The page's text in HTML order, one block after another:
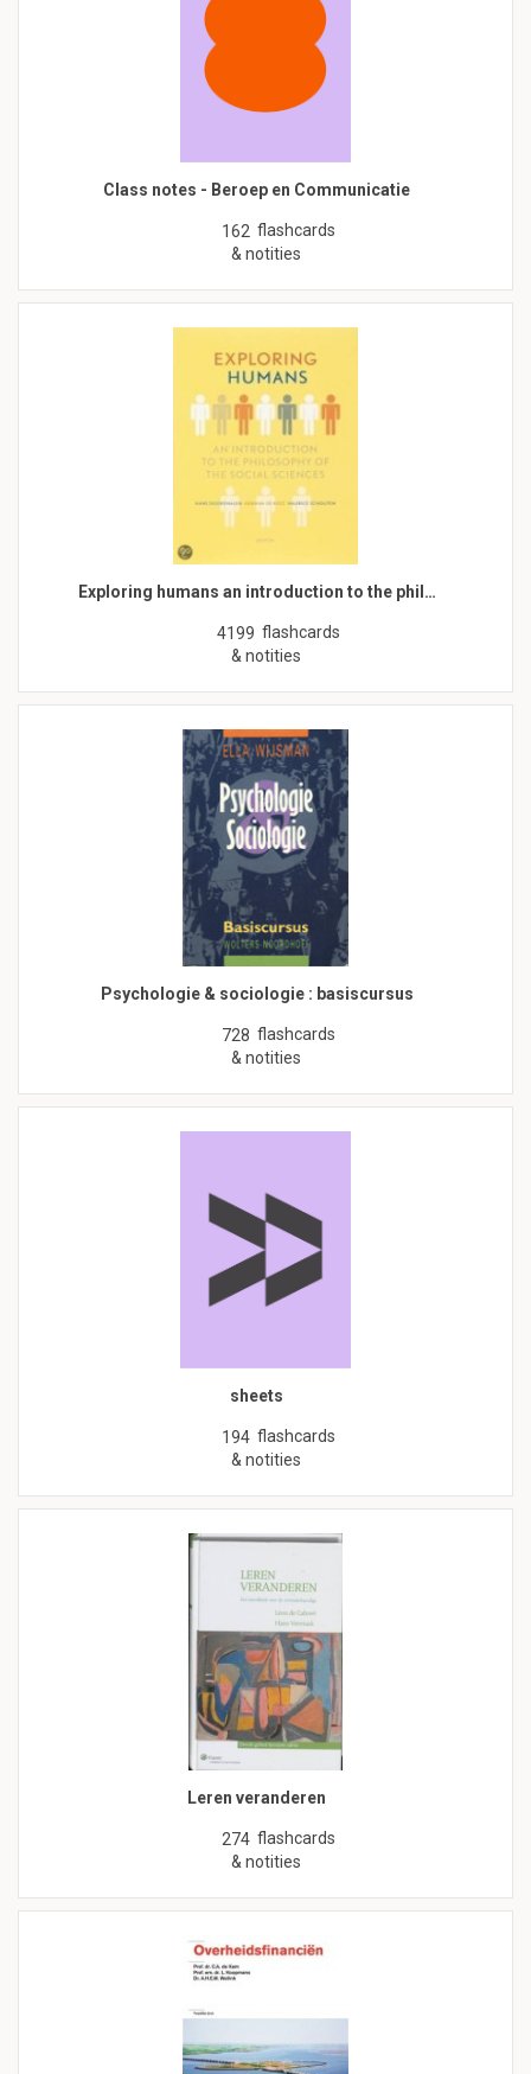
Class notes - Beroep en Communicatie
162 flashcards
& notities
Exploring humans an introduction to the phil…
4199 flashcards
& notities
Psychologie & sociologie : basiscursus
728 flashcards
& notities
sheets
194 flashcards
& notities
Leren veranderen
274 flashcards
& notities